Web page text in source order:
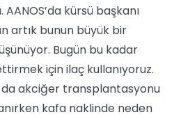
kürsü başkanı
artık bunun büyük bir
Bugün bu kadar
için ilaç kullanıyoruz.
akciğer transplantasyonu
kafa naklinde neden